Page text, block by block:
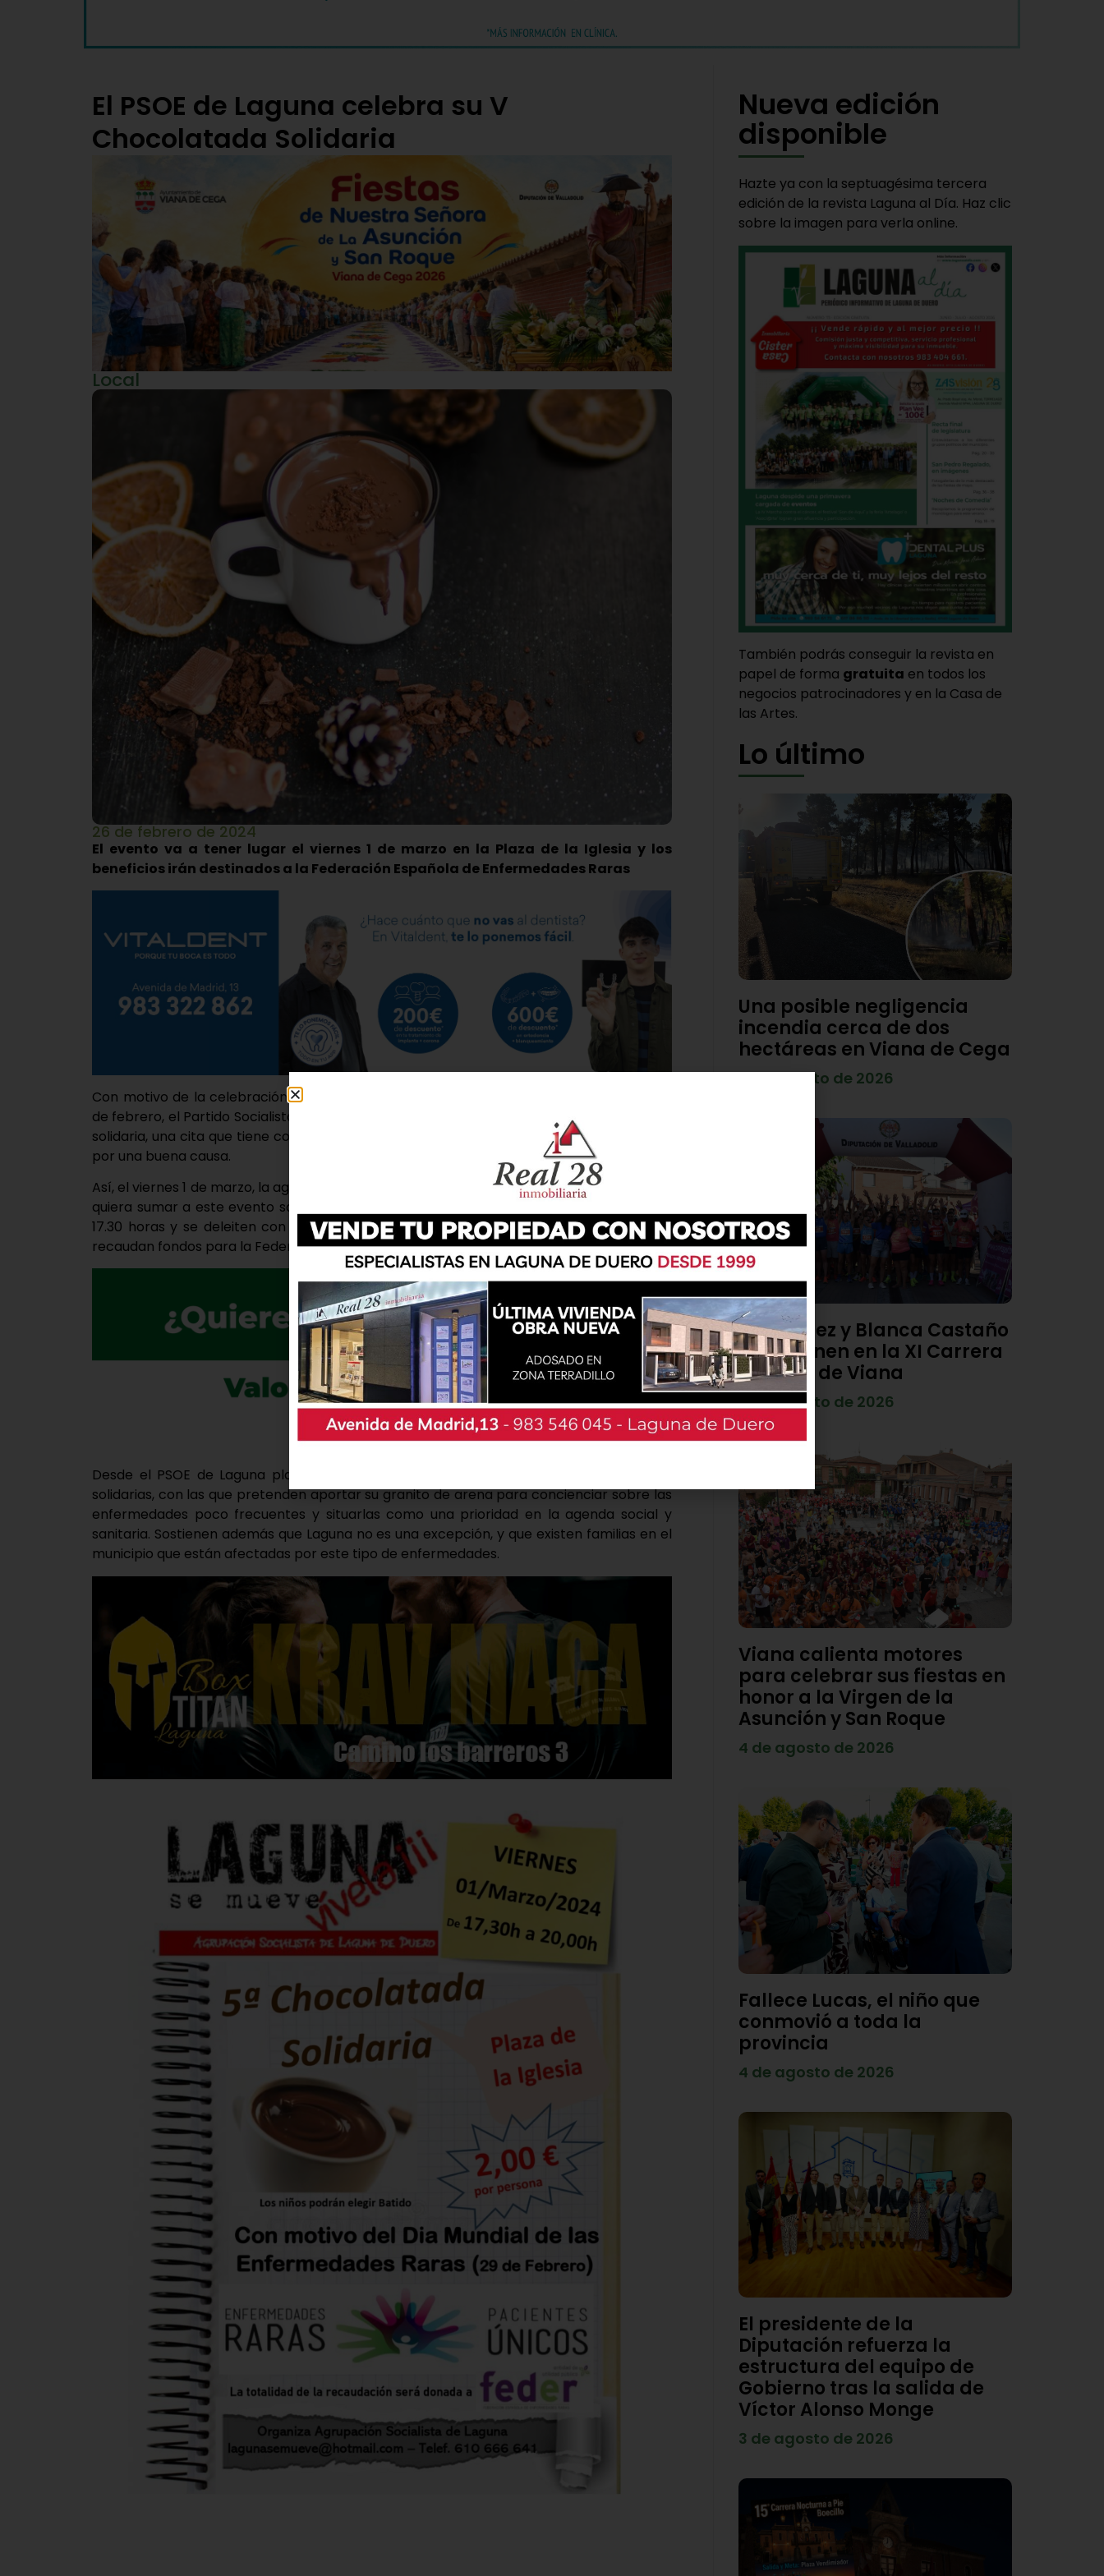
El PSOE de Laguna celebra su V
Chocolatada Solidaria
Local
26 de febrero de 2024
El evento va a tener lugar el viernes 1 de marzo en la Plaza de la Iglesia y los
beneficios irán destinados a la Federación Española de Enfermedades Raras
Con motivo de la celebración del Día Mundial de las Enfermedades Raras el próximo 29
de febrero, el Partido Socialista de Laguna de Duero ha organizado su quinta chocolatada
solidaria, una cita que tiene como eje vertebrador el disfrute de esta bebida tan popular
por una buena causa.
Así, el viernes 1 de marzo, la agrupación ha convocado a los vecinos, y a todo aquél que se
quiera sumar a este evento solidario, para que se acerquen a la plaza de la Iglesia a las
17.30 horas y se deleiten con un buen chocolate -al precio de 2 euros- al tiempo que
recaudan fondos para la Federación Española de Enfermedades Raras (FEDER).
Desde el PSOE de Laguna plantean esta chocolatada como parte de sus actividades
solidarias, con las que pretenden aportar su granito de arena para concienciar sobre las
enfermedades poco frecuentes y situarlas como una prioridad en la agenda social y
sanitaria. Sostienen además que Laguna no es una excepción, y que existen familias en el
municipio que están afectadas por este tipo de enfermedades.
Nueva edición
disponible
Hazte ya con la septuagésima tercera
edición de la revista Laguna al Día. Haz clic
sobre la imagen para verla online.
También podrás conseguir la revista en
papel de forma gratuita en todos los
negocios patrocinadores y en la Casa de
las Artes.
Lo último
Una posible negligencia
incendia cerca de dos
hectáreas en Viana de Cega
7 de agosto de 2026
Diego Díez y Blanca Castaño
se imponen en la XI Carrera
Popular de Viana
4 de agosto de 2026
Viana calienta motores
para celebrar sus fiestas en
honor a la Virgen de la
Asunción y San Roque
4 de agosto de 2026
Fallece Lucas, el niño que
conmovió a toda la
provincia
4 de agosto de 2026
El presidente de la
Diputación refuerza la
estructura del equipo de
Gobierno tras la salida de
Víctor Alonso Monge
3 de agosto de 2026